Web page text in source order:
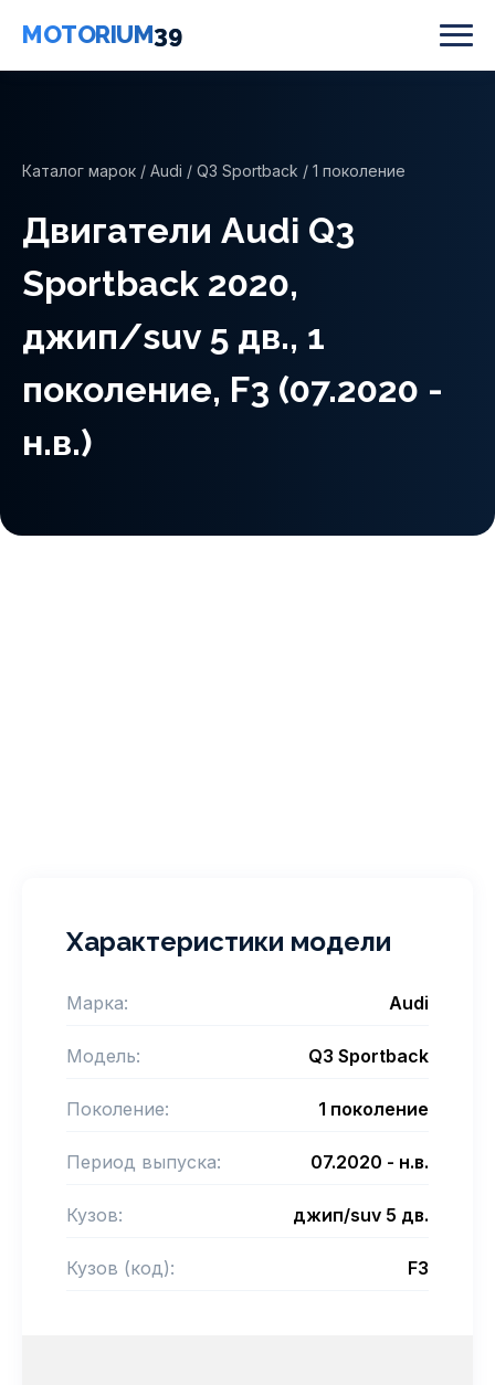
MOTORIUM39
Каталог марок / Audi / Q3 Sportback / 1 поколение
Двигатели Audi Q3
Sportback 2020,
джип/suv 5 дв., 1
поколение, F3 (07.2020 -
н.в.)
Характеристики модели
Марка: Audi
Модель: Q3 Sportback
Поколение: 1 поколение
Период выпуска: 07.2020 - н.в.
Кузов: джип/suv 5 дв.
Кузов (код): F3